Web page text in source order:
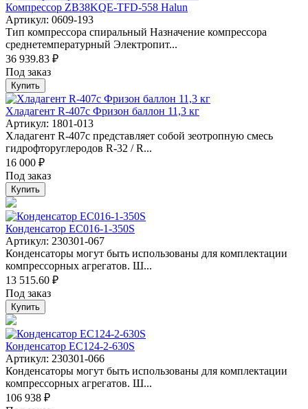
Компрессор ZB38KQE-TFD-558 Halun
Артикул: 0609-193
Тип компрессора спиральный Назначение компрессора
среднетемпературный Электропит...
36 939.83 ₽
Под заказ
Купить
Хладагент R-407c Фризон баллон 11,3 кг
Артикул: 1801-013
Хладагент R-407c представляет собой зеотропную смесь
гидрофторуглеродов R-32 / R...
16 000 ₽
Под заказ
Купить
Конденсатор EC016-1-350S
Артикул: 230301-067
Конденсаторы могут быть использованы для комплектации
компрессорных агрегатов. Ш...
13 515.60 ₽
Под заказ
Купить
Конденсатор EC124-2-630S
Артикул: 230301-066
Конденсаторы могут быть использованы для комплектации
компрессорных агрегатов. Ш...
106 938 ₽